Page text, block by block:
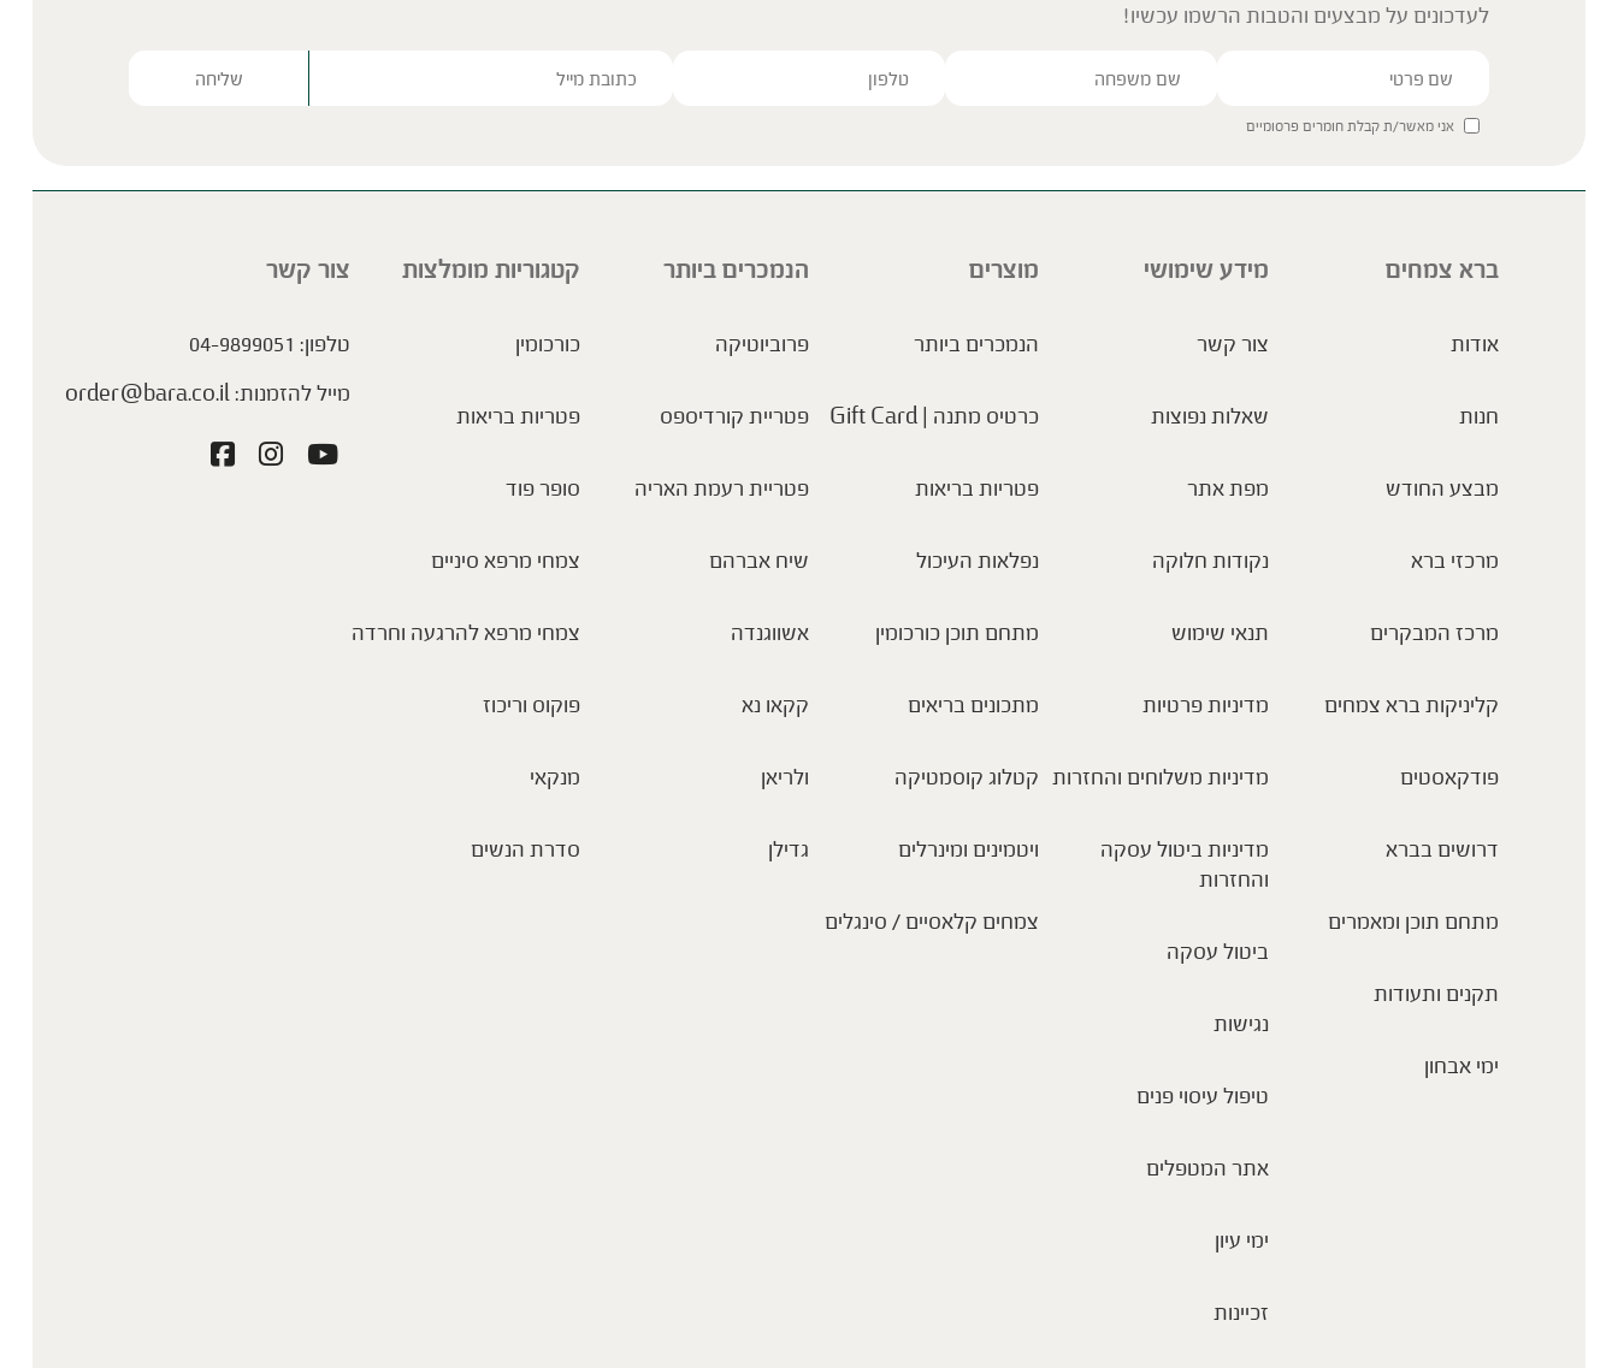
לעדכונים על מבצעים והטבות הרשמו עכשיו!
אני מאשר/ת קבלת חומרים פרסומיים
ברא צמחים
אודות
חנות
מבצע החודש
מרכזי ברא
מרכז המבקרים
קליניקות ברא צמחים
פודקאסטים
דרושים בברא
מתחם תוכן ומאמרים
תקנים ותעודות
ימי אבחון
מידע שימושי
צור קשר
שאלות נפוצות
מפת אתר
נקודות חלוקה
תנאי שימוש
מדיניות פרטיות
מדיניות משלוחים והחזרות
מדיניות ביטול עסקה
והחזרות
ביטול עסקה
נגישות
טיפול עיסוי פנים
אתר המטפלים
ימי עיון
זכיינות
מוצרים
הנמכרים ביותר
כרטיס מתנה | Gift Card
פטריות בריאות
נפלאות העיכול
מתחם תוכן כורכומין
מתכונים בריאים
קטלוג קוסמטיקה
ויטמינים ומינרלים
צמחים קלאסיים / סינגלים
הנמכרים ביותר
פרוביוטיקה
פטריית קורדיספס
פטריית רעמת האריה
שיח אברהם
אשווגנדה
קקאו נא
ולריאן
גדילן
קטגוריות מומלצות
כורכומין
פטריות בריאות
סופר פוד
צמחי מרפא סיניים
צמחי מרפא להרגעה וחרדה
פוקוס וריכוז
מנקאי
סדרת הנשים
צור קשר
טלפון: 04-9899051
מייל להזמנות:order@bara.co.il